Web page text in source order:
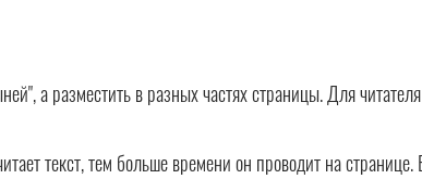
а разместить в разных частях страницы. Для
текст, тем больше времени он проводит на